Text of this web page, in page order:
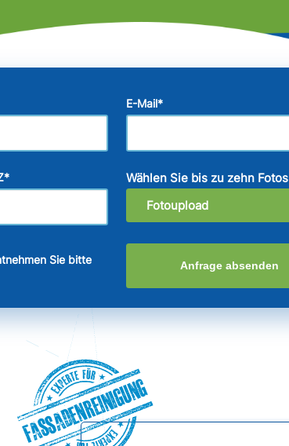
E-Mail*
*
Wählen Sie bis zu zehn Fotos
Fotoupload
Sie bitte
Anfrage absenden
Fassadenreinigung